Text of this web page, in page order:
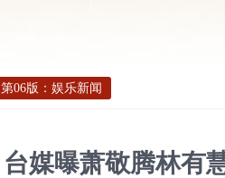
第06版：娱乐新闻
台媒曝萧敬腾林有